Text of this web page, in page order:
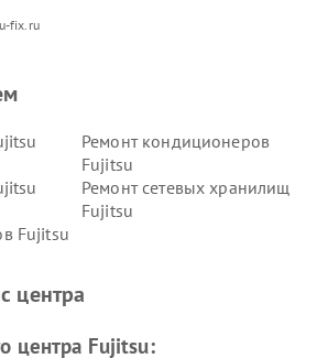
fix.ru
Ремонт кондиционеров
Fujitsu
Ремонт сетевых хранилищ
Fujitsu
Fujitsu
центра
центра Fujitsu: